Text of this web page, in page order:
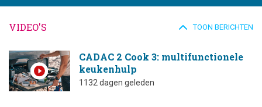
VIDEO'S TOON BERICHTEN
CADAC 2 Cook 3: multifunctionele
keukenhulp
1132 dagen geleden